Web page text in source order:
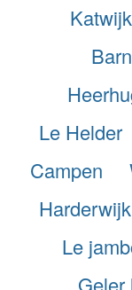
Katwijk
Le Helder
Campen
Harderwijk
Le
Geler